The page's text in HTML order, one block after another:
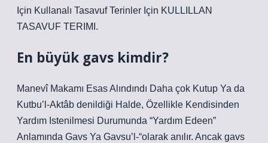
Için Kullanalı Tasavuf Terinler Için KULLILLAN
TASAVUF TERIMI.
En büyük gavs kimdir?
Manevî Makamı Esas Alındındı Daha çok Kutup Ya da
Kutbu’l-Aktâb denildiği Halde, Özellikle Kendisinden
Yardım Istenilmesi Durumunda “Yardım Edeen”
Anlamında Gavs Ya Gavsu’l-“olarak anılır. Ancak gavs